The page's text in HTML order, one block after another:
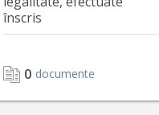
înscris
0 documente